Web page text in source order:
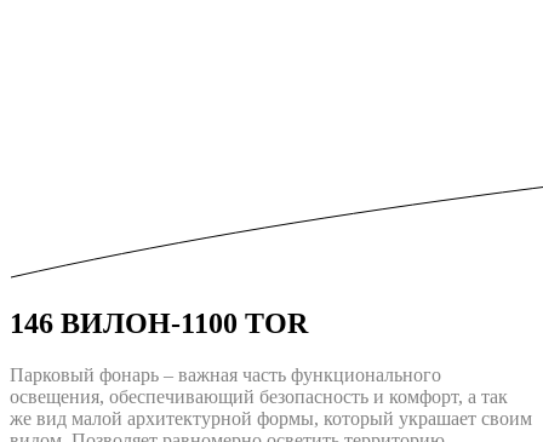
146 ВИЛОН-1100 TOR
Парковый фонарь – важная часть функционального
освещения, обеспечивающий безопасность и комфорт, а так
же вид малой архитектурной формы, который украшает своим